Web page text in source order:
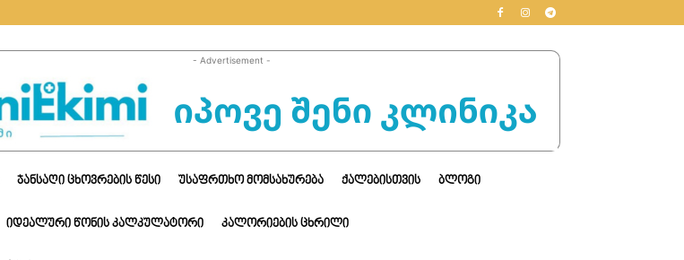
- Advertisement -
ᲯᲐᲜᲡᲐᲦᲘ ᲪᲮᲝᲕᲠᲔᲑᲘᲡ ᲬᲔᲡᲘ ᲣᲡᲐᲤᲠᲗᲮᲝ ᲛᲝᲛᲡᲐᲮᲣᲠᲔᲑᲐ ᲥᲐᲚᲔᲑᲘᲡᲗᲕᲘᲡ ᲑᲚᲝᲒᲘ
ᲘᲓᲔᲐᲚᲣᲠᲘ ᲬᲝᲜᲘᲡ ᲙᲐᲚᲙᲣᲚᲐᲢᲝᲠᲘ ᲙᲐᲚᲝᲠᲘᲔᲑᲘᲡ ᲪᲮᲠᲘᲚᲘ